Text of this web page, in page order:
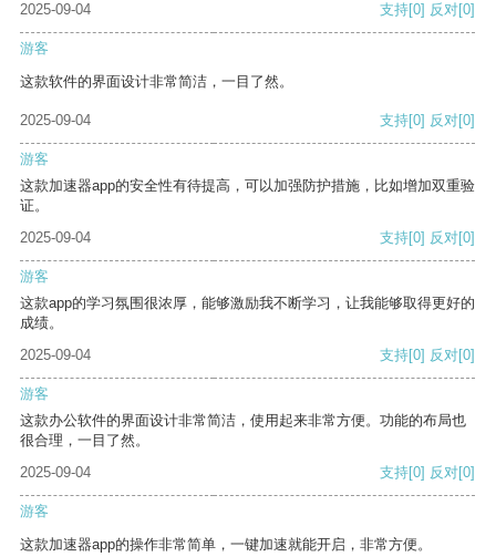
2025-09-04 支持[0] 反对[0]
游客
这款软件的界面设计非常简洁，一目了然。
2025-09-04 支持[0] 反对[0]
游客
这款加速器app的安全性有待提高，可以加强防护措施，比如增加双重验
证。
2025-09-04
支持[0] 反对[0]
游客
这款app的学习氛围很浓厚，能够激励我不断学习，让我能够取得更好的
成绩。
2025-09-04
支持[0] 反对[0]
游客
这款办公软件的界面设计非常简洁，使用起来非常方便。功能的布局也
很合理，一目了然。
2025-09-04
支持[0] 反对[0]
游客
这款加速器app的操作非常简单，一键加速就能开启，非常方便。